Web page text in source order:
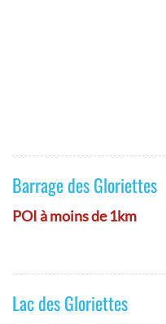
Barrage des Gloriettes
POI à moins de 1km
Lac des Gloriettes